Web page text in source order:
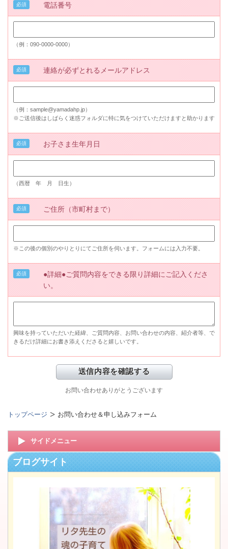
電話番号
必須
（例：090-0000-0000）
連絡が必ずとれるメールアドレス
必須
（例：sample@yamadahp.jp）
※ご送信後はしばらく迷惑フォルダに特に気をつけていただけますと助かります
お子さま生年月日
必須
（西暦 年 月 日生）
ご住所（市町村まで）
必須
※この後の個別のやりとりにてご住所を伺います。フォームには入力不要。
●詳細●ご質問内容をできる限り詳細にご記入くださ
い。
必須
興味を持っていただいた経緯、ご質問内容、お問い合わせの内容、紹介者等、で
きるだけ詳細にお書き添えくださると嬉しいです。
お問い合わせありがとうございます
トップページ お問い合わせ＆申し込みフォーム
サイドメニュー
ブログサイト